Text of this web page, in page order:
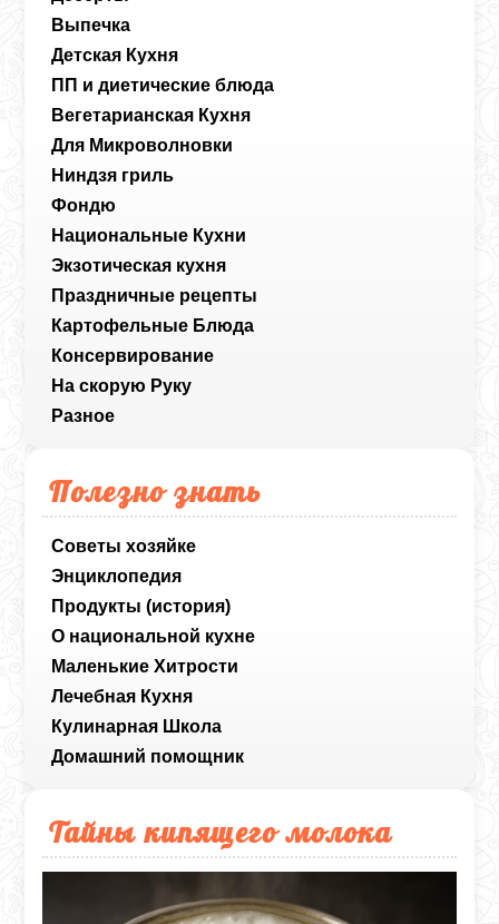
Выпечка
Детская Кухня
ПП и диетические блюда
Вегетарианская Кухня
Для Микроволновки
Ниндзя гриль
Фондю
Национальные Кухни
Экзотическая кухня
Праздничные рецепты
Картофельные Блюда
Консервирование
На скорую Руку
Разное
Полезно знать
Советы хозяйке
Энциклопедия
Продукты (история)
О национальной кухне
Маленькие Хитрости
Лечебная Кухня
Кулинарная Школа
Домашний помощник
Тайны кипящего молока